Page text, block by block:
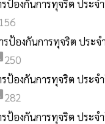
ป้องกันการทุจริต ประจ
156
ป้องกันการทุจริต ประ
250
ป้องกันการทุจริต ประจ
282
ป้องกันการทุจริต ประจ